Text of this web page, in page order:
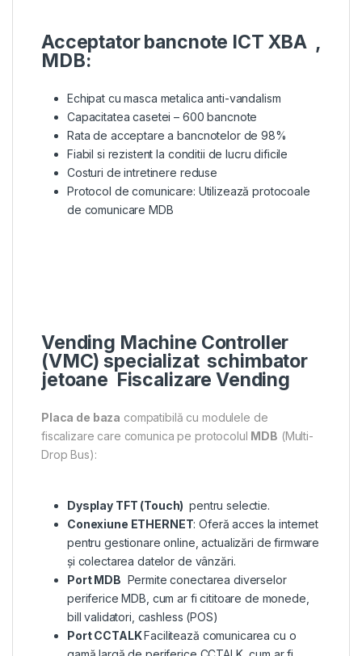
Acceptator bancnote ICT XBA ,
MDB:
Echipat cu masca metalica anti-vandalism
Capacitatea casetei – 600 bancnote
Rata de acceptare a bancnotelor de 98%
Fiabil si rezistent la conditii de lucru dificile
Costuri de intretinere reduse
Protocol de comunicare: Utilizează protocoale
de comunicare MDB
Vending Machine Controller
(VMC) specializat schimbator
jetoane Fiscalizare Vending
Placa de baza compatibilă cu modulele de
fiscalizare care comunica pe protocolul MDB (Multi-
Drop Bus):
Dysplay TFT (Touch) pentru selectie.
Conexiune ETHERNET: Oferă acces la internet
pentru gestionare online, actualizări de firmware
și colectarea datelor de vânzări.
Port MDB Permite conectarea diverselor
periferice MDB, cum ar fi cititoare de monede,
bill validatori, cashless (POS)
Port CCTALKFacilitează comunicarea cu o